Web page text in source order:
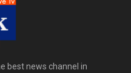
best news channel in